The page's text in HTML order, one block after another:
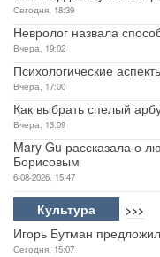
Сегодня, 18:39
Невролог назвала
Вчера, 19:02
Психологические
Вчера, 17:00
Как выбрать спелый
Вчера, 13:09
Mary Gu рассказала о
Борисовым
6-08-2026, 15:47
Культура >>>
Игорь Бутман
Сегодня, 15:07